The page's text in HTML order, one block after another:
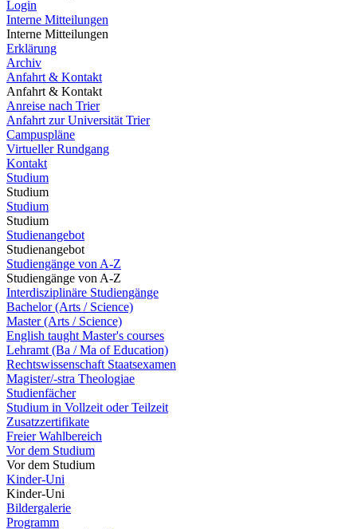
Login
Interne Mitteilungen
Interne Mitteilungen
Erklärung
Archiv
Anfahrt & Kontakt
Anfahrt & Kontakt
Anreise nach Trier
Anfahrt zur Universität Trier
Campuspläne
Virtueller Rundgang
Kontakt
Studium
Studium
Studium
Studium
Studienangebot
Studienangebot
Studiengänge von A-Z
Studiengänge von A-Z
Interdisziplinäre Studiengänge
Bachelor (Arts / Science)
Master (Arts / Science)
English taught Master's courses
Lehramt (Ba / Ma of Education)
Rechtswissenschaft Staatsexamen
Magister/-stra Theologiae
Studienfächer
Studium in Vollzeit oder Teilzeit
Zusatzzertifikate
Freier Wahlbereich
Vor dem Studium
Vor dem Studium
Kinder-Uni
Kinder-Uni
Bildergalerie
Programm